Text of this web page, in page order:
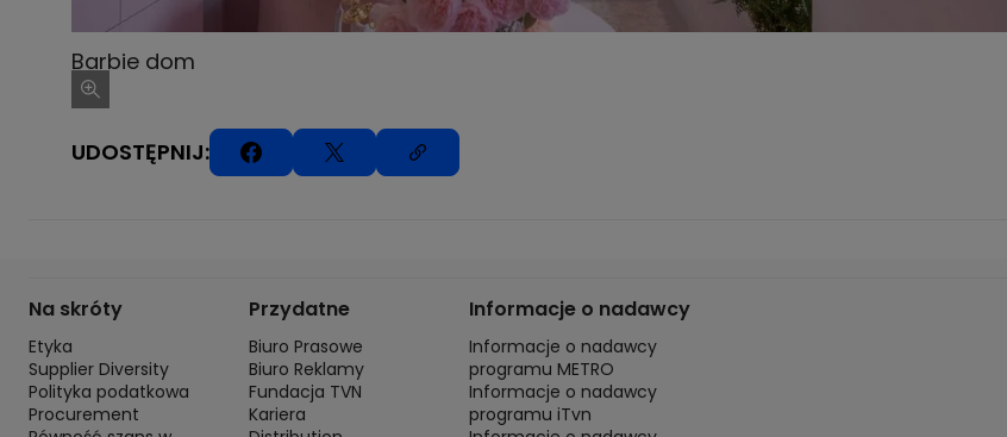
Barbie dom
UDOSTĘPNIJ:
Na skróty
Etyka
Supplier Diversity
Polityka podatkowa
Procurement
Przydatne
Biuro Prasowe
Biuro Reklamy
Fundacja TVN
Kariera
Informacje o nadawcy
Informacje o nadawcy
programu METRO
Informacje o nadawcy
programu iTvn